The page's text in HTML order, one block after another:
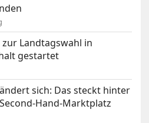
Landtagswahl in
gestartet
sich: Das steckt hinter
Hand-Marktplatz